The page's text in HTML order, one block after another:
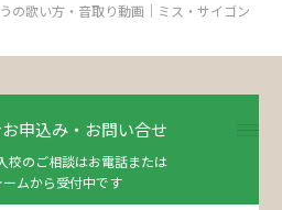
の歌い方・音取り動画｜ミス・サイゴン
申込み・お問い合せ
校のご相談はお電話または
ームから受付中です